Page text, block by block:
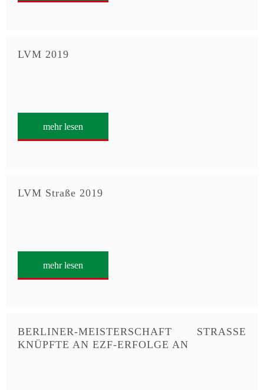
LVM 2019
mehr lesen
LVM Straße 2019
mehr lesen
BERLINER-MEISTERSCHAFT STRASSE
KNÜPFTE AN EZF-ERFOLGE AN